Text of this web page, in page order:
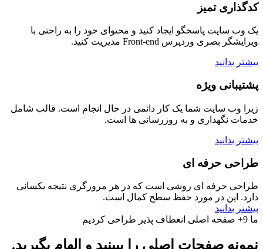
کدگذاری تمیز
یک وب سایت پاسخگو ایجاد کنید و محتوای خود را به راحتی با
ویرایشگر بصری وردپرس Front-end مدیریت کنید.
بیشتر بدانید
پشتیبانی ویژه
زیرا وب سایت شما یک کار دائمی در حال انجام است. قالب شامل
خدمات نگهداری و به روزرسانی ها است.
بیشتر بدانید
طراحی حرفه ای
طراحی حرفه ای روشی است که در هر مرورگری نتیجه یکسانی
دارد. این در مورد حفظ سطح کمال است.
بیشتر بدانید
ما 9+ صفحه اصلی انعطاف پذیر طراحی کردیم
نمونه صفحات اصلی را ببینید و الهام بگیرید.